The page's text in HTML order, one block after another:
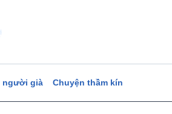
người già Chuyện thầm kín